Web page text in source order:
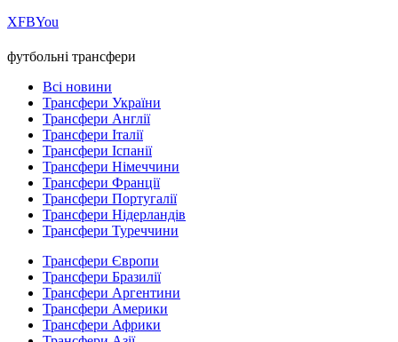
ХFBYou
футбольні трансфери
Всі новини
Трансфери України
Трансфери Англії
Трансфери Італії
Трансфери Іспанії
Трансфери Німеччини
Трансфери Франції
Трансфери Португалії
Трансфери Нідерландів
Трансфери Туреччини
Трансфери Європи
Трансфери Бразилії
Трансфери Аргентини
Трансфери Америки
Трансфери Африки